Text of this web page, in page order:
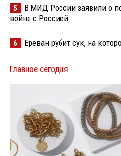
5
В МИД России заявили о
войне с Россией
6 Ереван рубит сук, на
Главное сегодня